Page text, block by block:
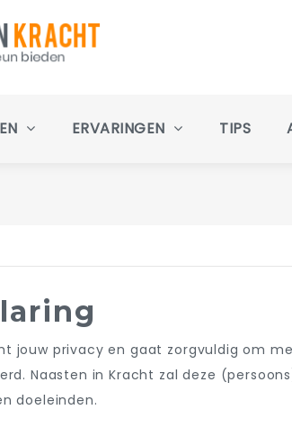
ERVARINGEN TIPS
jouw privacy en gaat zorgvuldig om
Naasten in Kracht zal deze
doeleinden.